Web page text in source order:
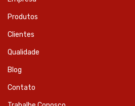
Produtos
Clientes
Qualidade
Blog
Contato